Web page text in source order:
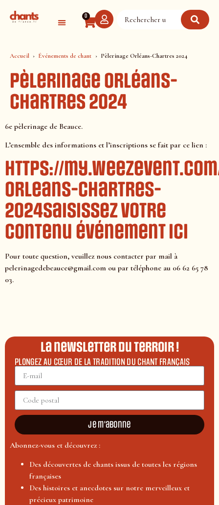
0
Accueil Événements de chant Pèlerinage Orléans-Chartres 2024
Pèlerinage Orléans-
Chartres 2024
6e pèlerinage de Beauce.
L’ensemble des informations et l’inscriptions se fait par ce lien :
https://
orleans-chartres-
2024Saisissez votre
contenu événement ici
Pour toute question, veuillez nous contacter par mail à
pelerinagedebeauce@gmail.com ou par téléphone au 06 62 65 78
03.
La newsletter du terroir !
PLONGEZ AU CŒUR DE LA TRADITION DU CHANT FRANÇAIS
Je m'abonne
Abonnez-vous et découvrez :
Des découvertes de chants issus de toutes les régions
françaises
Des histoires et anecdotes sur notre merveilleux et
précieux patrimoine